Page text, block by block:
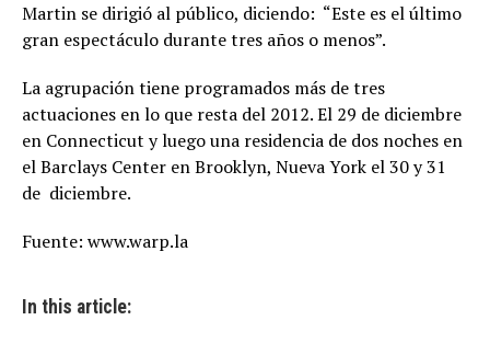
Martin se dirigió al público, diciendo: “Este es el último
gran espectáculo durante tres años o menos”.
La agrupación tiene programados más de tres
actuaciones en lo que resta del 2012. El 29 de diciembre
en Connecticut y luego una residencia de dos noches en
el Barclays Center en Brooklyn, Nueva York el 30 y 31
de diciembre.
Fuente: www.warp.la
In this article: